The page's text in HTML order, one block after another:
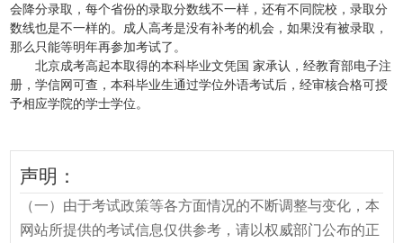
会降分录取，每个省份的录取分数线不一样，还有不同院校，录取分
数线也是不一样的。成人高考是没有补考的机会，如果没有被录取，
那么只能等明年再参加考试了。
北京成考高起本取得的本科毕业文凭国 家承认，经教育部电子注
册，学信网可查，本科毕业生通过学位外语考试后，经审核合格可授
予相应学院的学士学位。
声明：
（一）由于考试政策等各方面情况的不断调整与变化，本
网站所提供的考试信息仅供参考，请以权威部门公布的正